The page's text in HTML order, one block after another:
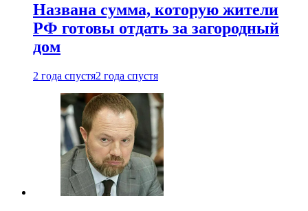
Названа сумма, которую жители
РФ готовы отдать за загородный
дом
2 года спустя2 года спустя